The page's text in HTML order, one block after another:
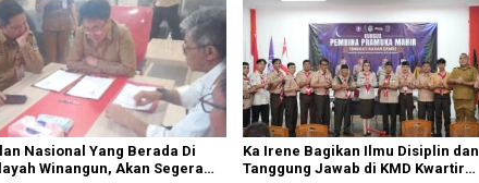
Nasional Yang Berada Di
Winangun, Akan Segera
Ka Irene Bagikan Ilmu Disiplin dan
Tanggung Jawab di KMD Kwartir